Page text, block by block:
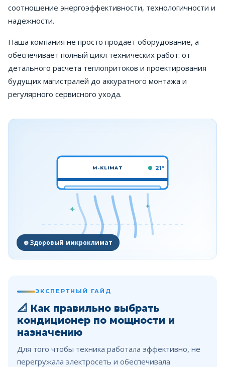
соотношение энергоэффективности, технологичности и
надежности.
Наша компания не просто продает оборудование, а
обеспечивает полный цикл технических работ: от
детального расчета теплопритоков и проектирования
будущих магистралей до аккуратного монтажа и
регулярного сервисного ухода.
21°
M-KLIMAT
❄️ Здоровый микроклимат
ЭКСПЕРТНЫЙ ГАЙД
📐 Как правильно выбрать
кондиционер по мощности и
назначению
Для того чтобы техника работала эффективно, не
перегружала электросеть и обеспечивала